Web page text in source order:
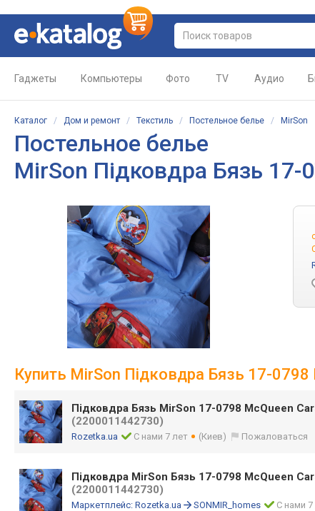
Гаджеты Компьютеры Фото TV Аудио
Каталог / Дом и ремонт / Текстиль / Постельное белье / MirSon
Постельное белье
MirSon Підковдра Бязь 17-
Купить MirSon Підковдра Бязь 17-
Підковдра Бязь MirSon 17-0798 McQueen
(2200011442730)
Rozetka.ua С нами 7 лет (Киев) Пожаловаться
Підковдра MirSon Бязь 17-0798 McQueen
(2200011442730)
Маркетплейс: Rozetka.ua SONMIR_homes С нами 7